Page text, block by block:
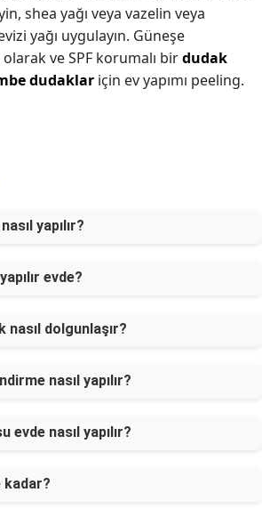
shea yağı veya vazelin veya
yağı uygulayın. Güneşe
olarak ve SPF korumalı birdudak
dudaklar için ev yapımı peeling.
yapılır?
evde?
nasıl dolgunlaşır?
nasıl yapılır?
evde nasıl yapılır?
kadar?